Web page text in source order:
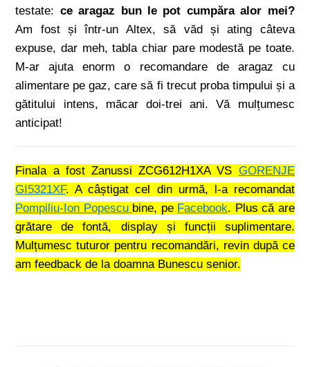
testate: ce aragaz bun le pot cumpăra alor mei?
Am fost și într-un Altex, să văd și ating câteva
expuse, dar meh, tabla chiar pare modestă pe toate.
M-ar ajuta enorm o recomandare de aragaz cu
alimentare pe gaz, care să fi trecut proba timpului și a
gătitului intens, măcar doi-trei ani. Vă mulțumesc
anticipat!
Finala a fost Zanussi ZCG612H1XA VS GORENJE
GI5321XF. A câștigat cel din urmă, l-a recomandat
Pompiliu-Ion Popescu bine, pe Facebook. Plus că are
grătare de fontă, display și funcții suplimentare.
Mulțumesc tuturor pentru recomandări, revin după ce
am feedback de la doamna Bunescu senior.